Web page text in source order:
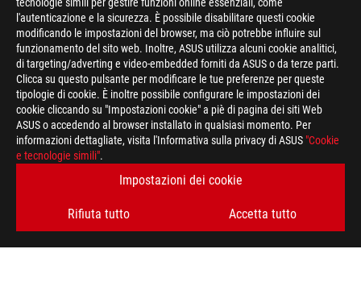
l'autenticazione e la sicurezza. È possibile disabilitare questi cookie
modificando le impostazioni del browser, ma ciò potrebbe influire sul
funzionamento del sito web. Inoltre, ASUS utilizza alcuni cookie analitici,
di targeting/adverting e video-embedded forniti da ASUS o da terze parti.
Clicca su questo pulsante per modificare le tue preferenze per queste
tipologie di cookie. È inoltre possibile configurare le impostazioni dei
cookie cliccando su "Impostazioni cookie" a piè di pagina dei siti Web
ASUS o accedendo al browser installato in qualsiasi momento. Per
informazioni dettagliate, visita l'Informativa sulla privacy di ASUS "Cookie
e tecnologie simili".
Impostazioni dei cookie
Rifiuta tutto Accetta tutto
> GAMING GEFORCE RTX 2080
RIMANI AGGIORNATO SUL MONDO ROG